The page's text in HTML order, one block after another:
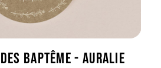
BAPTÊME - AURALIE